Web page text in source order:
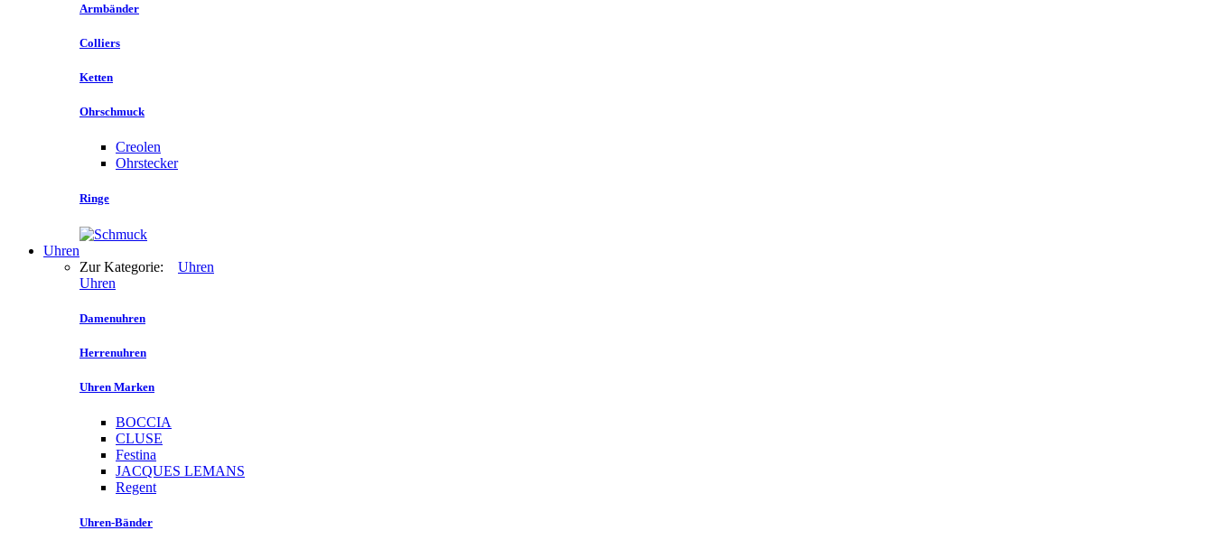
Armbänder
Colliers
Ketten
Ohrschmuck
Creolen
Ohrstecker
Ringe
Uhren
Zur Kategorie: Uhren
Uhren
Damenuhren
Herrenuhren
Uhren Marken
BOCCIA
CLUSE
Festina
JACQUES LEMANS
Regent
Uhren-Bänder